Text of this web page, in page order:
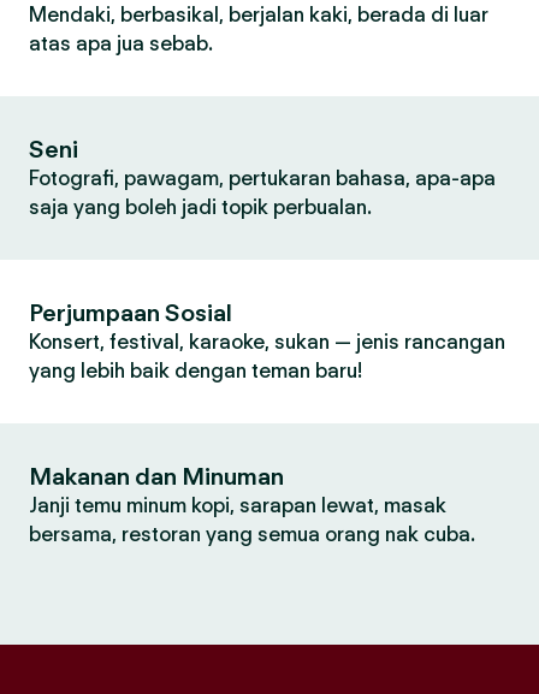
Mendaki, berbasikal, berjalan kaki, berada di luar
atas apa jua sebab.
Seni
Fotografi, pawagam, pertukaran bahasa, apa-apa
saja yang boleh jadi topik perbualan.
Perjumpaan Sosial
Konsert, festival, karaoke, sukan — jenis rancangan
yang lebih baik dengan teman baru!
Makanan dan Minuman
Janji temu minum kopi, sarapan lewat, masak
bersama, restoran yang semua orang nak cuba.